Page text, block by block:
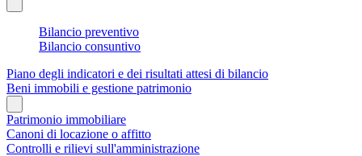
Bilancio preventivo
Bilancio consuntivo
Piano degli indicatori e dei risultati attesi di bilancio
Beni immobili e gestione patrimonio
Patrimonio immobiliare
Canoni di locazione o affitto
Controlli e rilievi sull'amministrazione